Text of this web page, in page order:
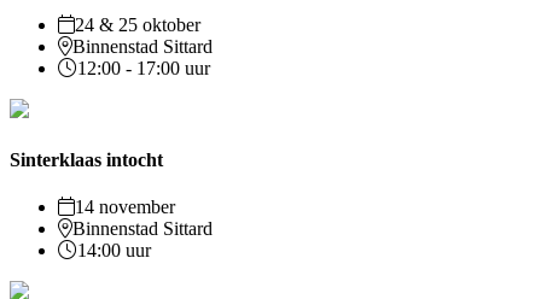
24 & 25 oktober
Binnenstad Sittard
12:00 - 17:00 uur
Sinterklaas intocht
14 november
Binnenstad Sittard
14:00 uur